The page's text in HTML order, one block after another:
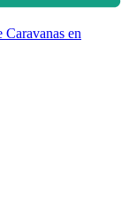
en